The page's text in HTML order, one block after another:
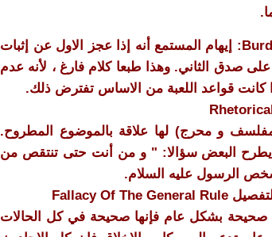
إيهام المستمع أنه إذا عجز الاول عن إثبات
صدق الثاني. وهذا طبعا كلام فارغ ، لأنه عدم
كانت قواعد اللعبة من الاساس تفترض ذلك.
و محرج) لها علاقة بالموضوع المطروح.
البعض سؤالا: " و من أنت حتى تنتقص من
الرسول عليه السلام.
صحيحة بشكل عام فإنها صحيحة في كل الحالات